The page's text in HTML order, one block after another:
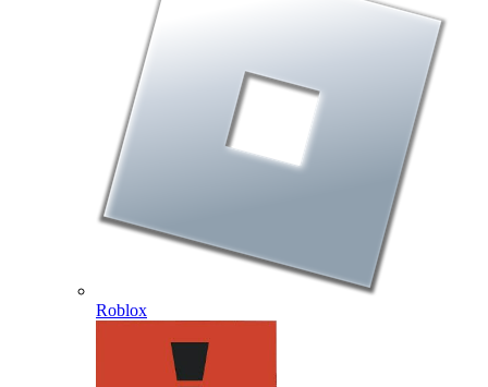
Roblox